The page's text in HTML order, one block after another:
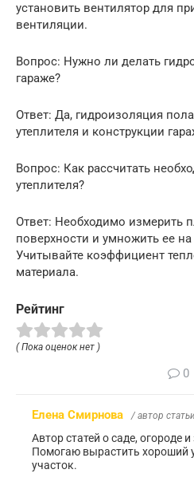
установить вентилятор для
вентиляции.
Вопрос: Нужно ли делать
гараже?
Ответ: Да, гидроизоляция
утеплителя и конструкции
Вопрос: Как рассчитать
утеплителя?
Ответ: Необходимо измерить
поверхности и умножить ее
Учитывайте коэффициент
материала.
Рейтинг
( Пока оценок нет )
0
Елена Смирнова / автор
Автор статей о саде, огороде
Помогаю вырастить хороший
участок.